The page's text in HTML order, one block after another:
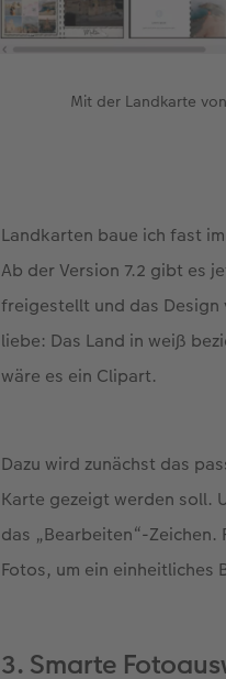
Mit der Landkarte
Landkarten baue ich fast
Ab der Version 7.2 gibt es
freigestellt und das Design
liebe: Das Land in weiß
wäre es ein Clipart.
Dazu wird zunächst das
Karte gezeigt werden soll.
das „Bearbeiten“-
Fotos, um ein einheitliches
3. Smarte